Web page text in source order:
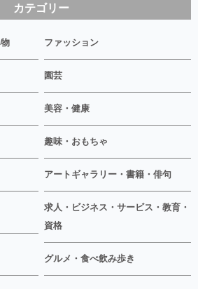
カテゴリー
ファッション
園芸
美容・健康
趣味・おもちゃ
アートギャラリー・書籍・俳句
求人・ビジネス・サービス・教育・
資格
グルメ・食べ飲み歩き